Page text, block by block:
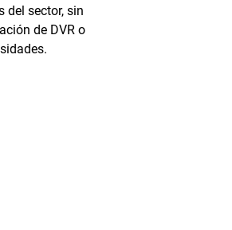
del sector, sin
de DVR o